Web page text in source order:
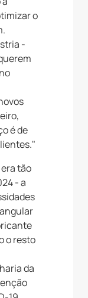
o
-
é de
tão
- a
o resto
da